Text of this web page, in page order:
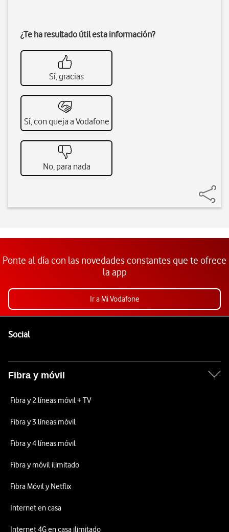
¿Te ha resultado útil esta información?
Sí, gracias
Sí, con queja a Vodafone
No, para nada
Ponte al día con las novedades constantes que te ofrece
la app
Ir a Mi Vodafone
SocialEnlaces a las redes sociales de Vodafone
Fibra y móvil
Fibra y 2 líneas móvil + TV
Fibra y 3 líneas móvil
Fibra y 4 líneas móvil
Fibra y móvil ilimitado
Fibra Móvil y Netflix
Internet en casa
Internet 4G en casa ilimitado